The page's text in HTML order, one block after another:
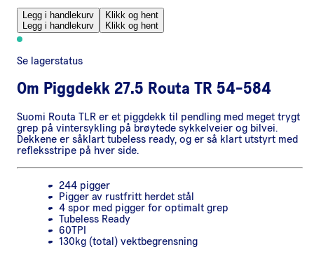
Legg i handlekurv
Legg i handlekurv
Klikk og hent
Klikk og hent
Se lagerstatus
Om Piggdekk 27.5 Routa TR 54-584
Suomi Routa TLR er et piggdekk til pendling med meget trygt
grep på vintersykling på brøytede sykkelveier og bilvei.
Dekkene er såklart tubeless ready, og er så klart utstyrt med
refleksstripe på hver side.
244 pigger
Pigger av rustfritt herdet stål
4 spor med pigger for optimalt grep
Tubeless Ready
60TPI
130kg (total) vektbegrensning